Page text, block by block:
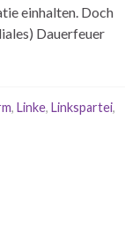
einhalten. Doch
Dauerfeuer
, Linke, Linkspartei,